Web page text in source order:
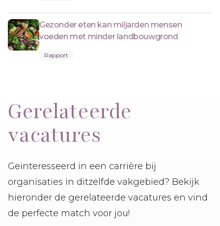
Gezonder eten kan miljarden mensen
voeden met minder landbouwgrond
Rapport
Gerelateerde
vacatures
Geïnteresseerd in een carrière bij
organisaties in ditzelfde vakgebied? Bekijk
hieronder de gerelateerde vacatures en vind
de perfecte match voor jou!